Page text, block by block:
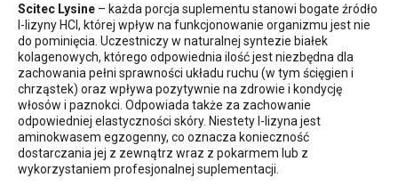
Scitec Lysine – każda porcja suplementu stanowi bogate źródło
l-lizyny HCl, której wpływ na funkcjonowanie organizmu jest nie
do pominięcia. Uczestniczy w naturalnej syntezie białek
kolagenowych, którego odpowiednia ilość jest niezbędna dla
zachowania pełni sprawności układu ruchu (w tym ścięgien i
chrząstek) oraz wpływa pozytywnie na zdrowie i kondycję
włosów i paznokci. Odpowiada także za zachowanie
odpowiedniej elastyczności skóry. Niestety l-lizyna jest
aminokwasem egzogenny, co oznacza konieczność
dostarczania jej z zewnątrz wraz z pokarmem lub z
wykorzystaniem profesjonalnej suplementacji.